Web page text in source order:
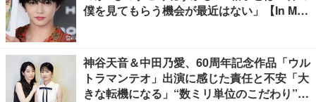
僕を見てもらう機会が最近はない」【In Moti
神谷天音＆中田乃愛、60周年記念作品「ウル
トラマンテオ」出演に感じた責任と不安「大
きな転機になる」“数ミリ単位のこだわり”特